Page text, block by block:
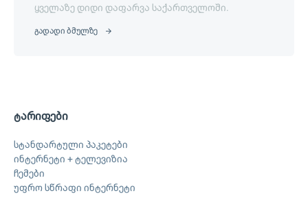
ყველაზე დიდი დაფარვა საქართველოში.
გადადი ბმულზე
ტარიფები
სტანდარტული პაკეტები
ინტერნეტი + ტელევიზია
ჩემები
უფრო სწრაფი ინტერნეტი